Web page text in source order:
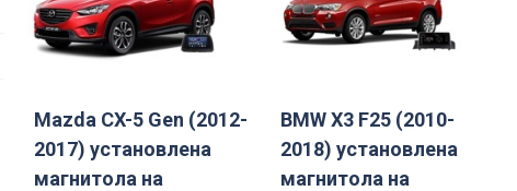
Mazda CX-5 Gen (2012-
2017) установлена
магнитола на
BMW X3 F25 (2010-
2018) установлена
магнитола на